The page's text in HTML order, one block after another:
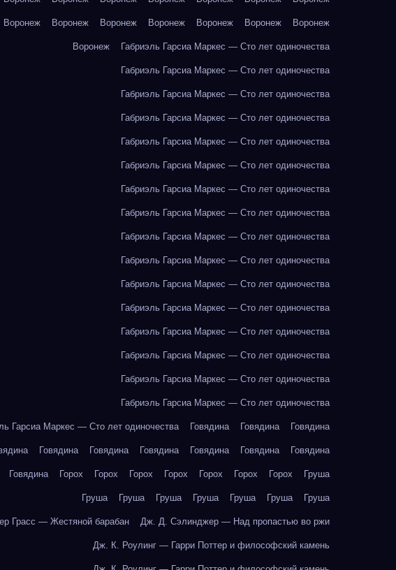
Воронеж Воронеж Воронеж Воронеж Воронеж Воронеж Воронеж
Воронеж Габриэль Гарсиа Маркес — Сто лет одиночества
Габриэль Гарсиа Маркес — Сто лет одиночества
Габриэль Гарсиа Маркес — Сто лет одиночества
Габриэль Гарсиа Маркес — Сто лет одиночества
Габриэль Гарсиа Маркес — Сто лет одиночества
Габриэль Гарсиа Маркес — Сто лет одиночества
Габриэль Гарсиа Маркес — Сто лет одиночества
Габриэль Гарсиа Маркес — Сто лет одиночества
Габриэль Гарсиа Маркес — Сто лет одиночества
Габриэль Гарсиа Маркес — Сто лет одиночества
Габриэль Гарсиа Маркес — Сто лет одиночества
Габриэль Гарсиа Маркес — Сто лет одиночества
Габриэль Гарсиа Маркес — Сто лет одиночества
Габриэль Гарсиа Маркес — Сто лет одиночества
Габриэль Гарсиа Маркес — Сто лет одиночества
Габриэль Гарсиа Маркес — Сто лет одиночества
Гарсиа Маркес — Сто лет одиночества Говядина Говядина Говядина
Говядина Говядина Говядина Говядина Говядина Говядина
Говядина Горох Горох Горох Горох Горох Горох Горох Груша
Груша Груша Груша Груша Груша Груша Груша
Грасс — Жестяной барабан Дж. Д. Сэлинджер — Над пропастью во ржи
Дж. К. Роулинг — Гарри Поттер и философский камень